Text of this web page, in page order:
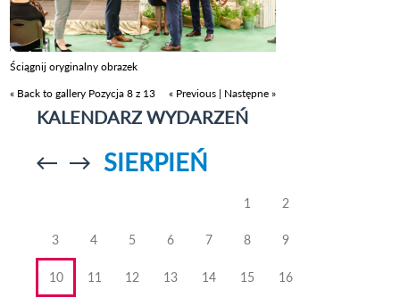
Ściągnij oryginalny obrazek
« Back to gallery Pozycja 8 z 13 « Previous | Następne »
KALENDARZ WYDARZEŃ
Przejdź doPrzejdź do
SIERPIEŃ
1 2
3 4 5 6 7 8 9
10 11 12 13 14 15 16